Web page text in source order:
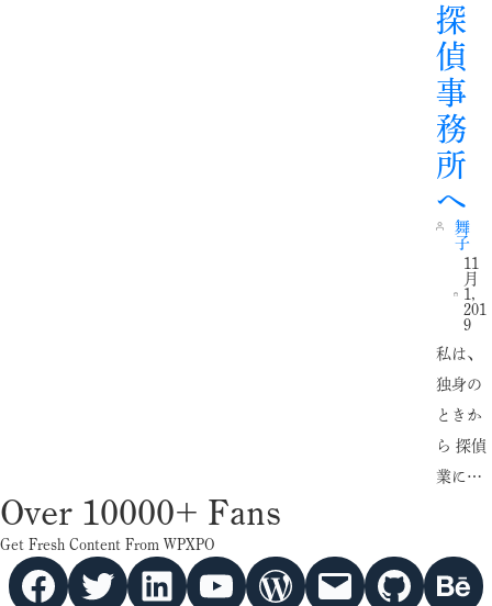
探
偵
事
務
所
へ
舞
子
11
月
1,
201
9
私は、
独身の
ときか
ら 探偵
業に…
Over 10000+ Fans
Get Fresh Content From WPXPO
Facebook Twitter hello vaa YouTube WordPress Mail GitHub Behance